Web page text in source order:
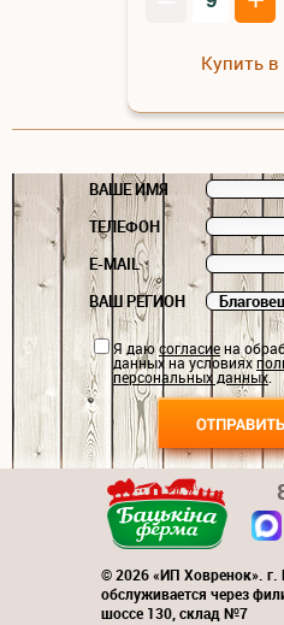
Купить в
ВАШЕ ИМЯ
ТЕЛЕФОН
E-MAIL
ВАШ РЕГИОН
Я даюсогласиена
данных на условиях
персональных данных.
© 2026 «ИП Ховренок». г.
обслуживается через
шоссе 130, склад №7